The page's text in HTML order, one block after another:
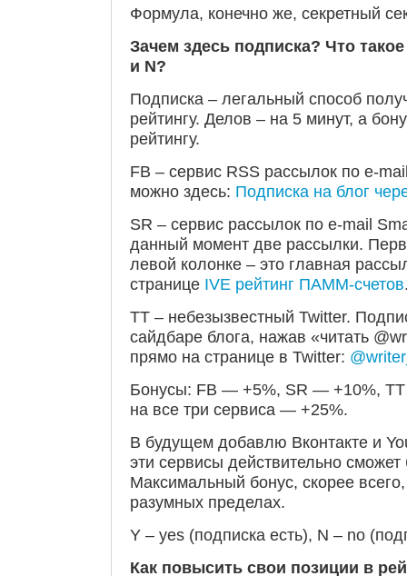
Формула, конечно же, секретный
Зачем здесь подписка? Что
и N?
Подписка – легальный способ
рейтингу. Делов – на 5 минут, а
рейтингу.
FB – сервис RSS рассылок по e-
можно здесь: Подписка на блог
SR – сервис рассылок по e-mail
данный момент две рассылки.
левой колонке – это главная
странице IVE рейтинг ПАММ-счетов
TT – небезызвестный Twitter.
сайдбаре блога, нажав «читать
прямо на странице в Twitter:
Бонусы: FB — +5%, SR — +10%,
на все три сервиса — +25%.
В будущем добавлю Вконтакте и
эти сервисы действительно
Максимальный бонус, скорее
разумных пределах.
Y – yes (подписка есть), N – no
Как повысить свои позиции в